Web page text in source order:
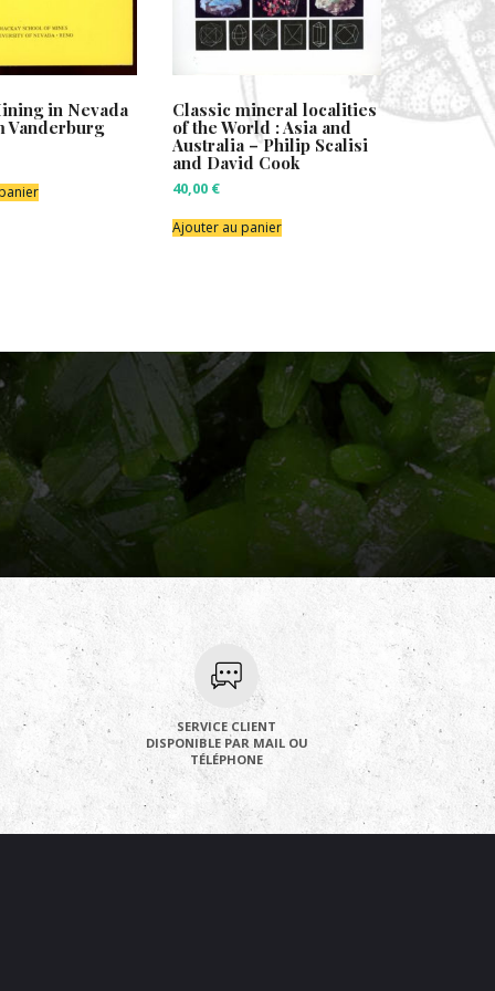
in Nevada
Vanderburg
Classic mineral localities
of the World : Asia and
Australia – Philip Scalisi
and David Cook
40,00 €
Ajouter au panier
SERVICE CLIENT
DISPONIBLE PAR MAIL OU
TÉLÉPHONE